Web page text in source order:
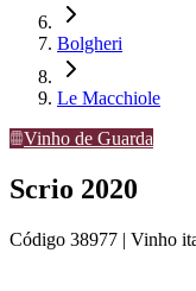
Bolgheri
Le Macchiole
Vinho de Guarda
Scrio 2020
Código 38977 | Vinho